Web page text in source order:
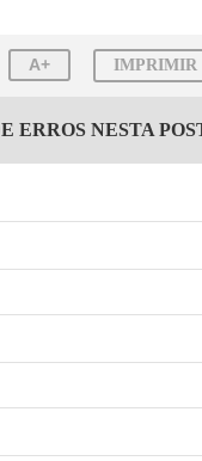
A+ IMPRIMIR
ERROS NESTA